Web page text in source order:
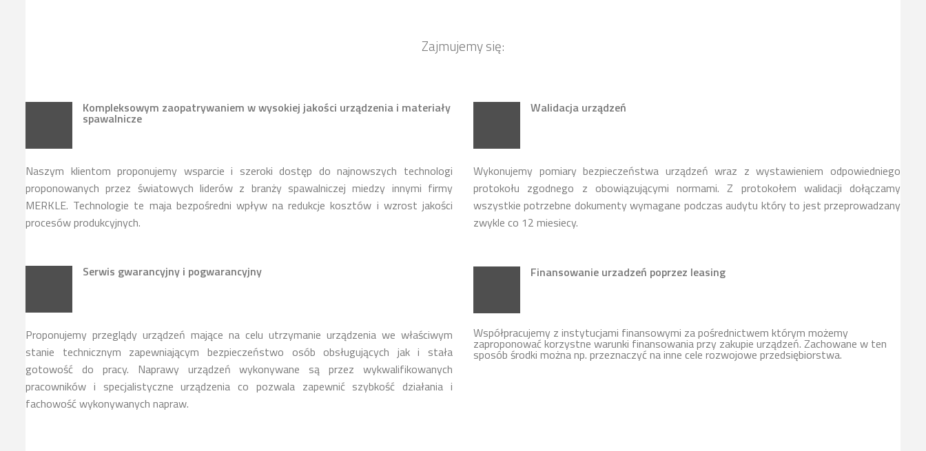
Zajmujemy się:
Kompleksowym zaopatrywaniem w wysokiej jakości urządzenia i materiały
spawalnicze
Naszym klientom proponujemy wsparcie i szeroki dostęp do najnowszych technologi
proponowanych przez światowych liderów z branży spawalniczej miedzy innymi firmy
MERKLE. Technologie te maja bezpośredni wpływ na redukcje kosztów i wzrost jakości
procesów produkcyjnych.
Serwis gwarancyjny i pogwarancyjny
Proponujemy przeglądy urządzeń mające na celu utrzymanie urządzenia we właściwym
stanie technicznym zapewniającym bezpieczeństwo osób obsługujących jak i stała
gotowość do pracy. Naprawy urządzeń wykonywane są przez wykwalifikowanych
pracowników i specjalistyczne urządzenia co pozwala zapewnić szybkość działania i
fachowość wykonywanych napraw.
Walidacja urządzeń
Wykonujemy pomiary bezpieczeństwa urządzeń wraz z wystawieniem odpowiedniego
protokołu zgodnego z obowiązującymi normami. Z protokołem walidacji dołączamy
wszystkie potrzebne dokumenty wymagane podczas audytu który to jest przeprowadzany
zwykle co 12 miesiecy.
Finansowanie urzadzeń poprzez leasing
Współpracujemy z instytucjami finansowymi za pośrednictwem którym możemy
zaproponować korzystne warunki finansowania przy zakupie urządzeń. Zachowane w ten
sposób środki można np. przeznaczyć na inne cele rozwojowe przedsiębiorstwa.